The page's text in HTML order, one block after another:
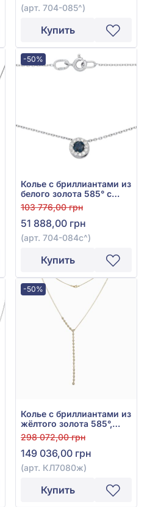
(арт. 704-085^)
Купить
-50%
Колье с бриллиантами из
белого золота 585° с
синим сапфиром 0,29ct
и бриллиантом 0,13ct,
арт. 704-084с
103 776,00 грн
51 888,00 грн
(арт. 704-084с^)
Купить
-50%
Колье с бриллиантами из
жёлтого золота 585°,
Бриллиант 1,33ct, арт.
КЛ7080ж
298 072,00 грн
149 036,00 грн
(арт. КЛ7080ж)
Купить